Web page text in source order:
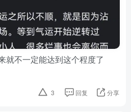
就不一定能达到这个程度了
3 回复 分享